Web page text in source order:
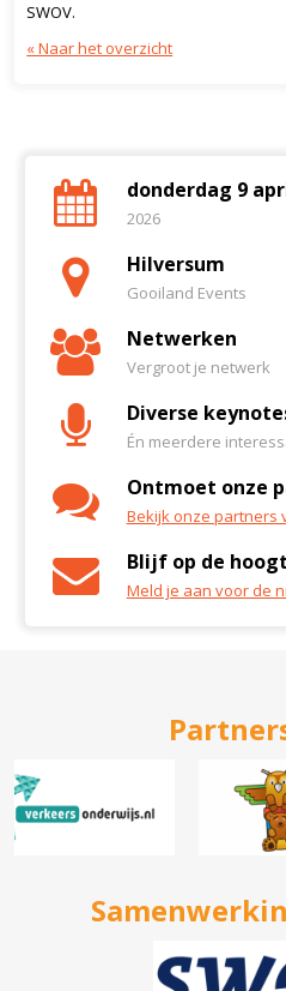
SWOV.
« Naar het overzicht
donderdag 9
2026
Hilversum
Gooiland Events
Netwerken
Vergroot je netwerk
Diverse
Én meerdere
Ontmoet onze
Bekijk onze partners
Blijf op de
Meld je aan voor de